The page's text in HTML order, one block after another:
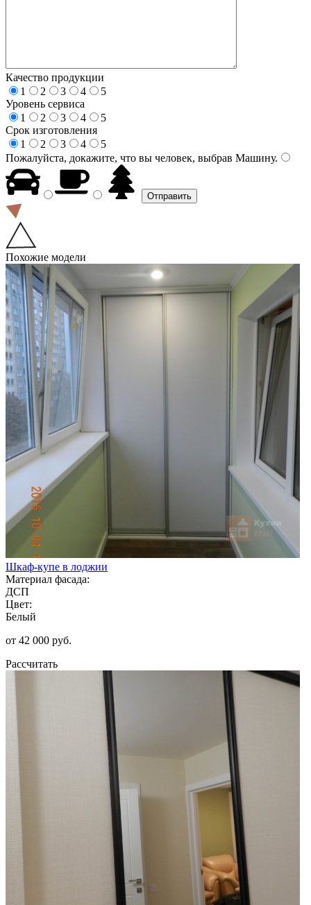
Качество продукции
1
2 3 4
5
Уровень сервиса
1
2 3 4
5
Срок изготовления
1
2 3 4
5
Пожалуйста, докажите, что вы человек, выбрав Машину.
Похожие модели
Шкаф-купе в лоджии
Материал фасада:
ДСП
Цвет:
Белый
от 42 000 руб.
Рассчитать